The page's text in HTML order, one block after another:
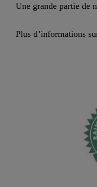
Une grande partie de
Plus d’informations